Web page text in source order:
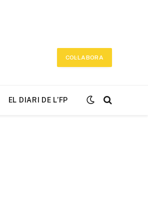
COL·LABORA
EL DIARI DE L’FP